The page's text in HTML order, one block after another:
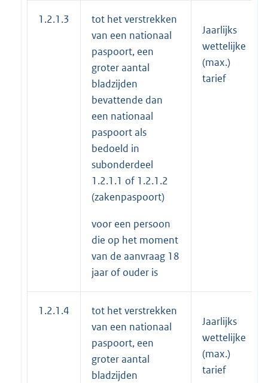
1.2.1.3
tot het verstrekken
van een nationaal
paspoort, een
groter aantal
bladzijden
bevattende dan
een nationaal
paspoort als
bedoeld in
subonderdeel
1.2.1.1 of 1.2.1.2
(zakenpaspoort)
voor een persoon
die op het moment
van de aanvraag 18
jaar of ouder is
Jaarlijks
wettelijke
(max.)
tarief
1.2.1.4
tot het verstrekken
van een nationaal
paspoort, een
groter aantal
bladzijden
Jaarlijks
wettelijke
(max.)
tarief